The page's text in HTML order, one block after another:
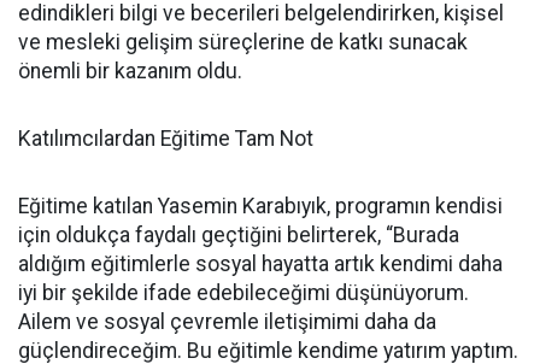
edindikleri bilgi ve becerileri belgelendirirken, kişisel
ve mesleki gelişim süreçlerine de katkı sunacak
önemli bir kazanım oldu.
Katılımcılardan Eğitime Tam Not
Eğitime katılan Yasemin Karabıyık, programın kendisi
için oldukça faydalı geçtiğini belirterek, “Burada
aldığım eğitimlerle sosyal hayatta artık kendimi daha
iyi bir şekilde ifade edebileceğimi düşünüyorum.
Ailem ve sosyal çevremle iletişimimi daha da
güçlendireceğim. Bu eğitimle kendime yatırım yaptım.